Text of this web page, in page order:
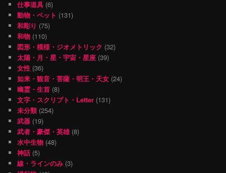
仕事道具 (6)
動物・ペット (131)
和彫り (75)
和物 (110)
図形・模様・ジオメトリック (32)
太陽・月・星・宇宙・星座 (39)
女性 (36)
如来・観音・菩薩・明王・天女 (24)
幽霊・生首 (8)
文字・スクリプト・Letter (131)
未分類(254)
武器 (19)
武者・豪傑・英雄(8)
水中生物 (48)
神話 (5)
線・ラインのみ (3)